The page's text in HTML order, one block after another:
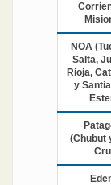
NOA
Salta,
Rioja,
y
(Chubut